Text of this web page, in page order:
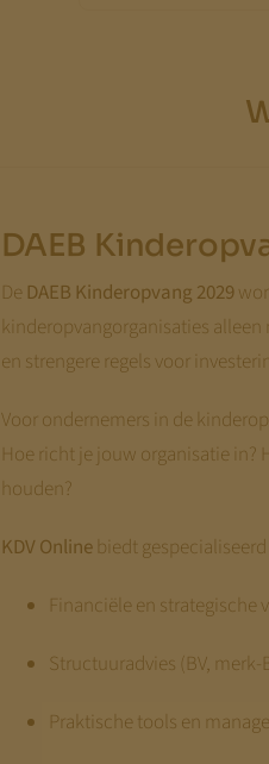
DAEB
De DAEB Kinderopvang 2029
kinderopvangorganisaties alleen
en strengere regels voor
Voor ondernemers in de
Hoe richt je jouw organisatie in?
houden?
KDV Onlinebiedt gespecialiseerd
Financiële en strategische
Structuuradvies (BV, merk-
Praktische tools en